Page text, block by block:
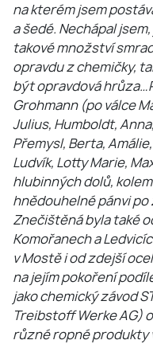
na kterém jsem
a šedé. Nechápal
takové množství
opravdu z chemičky,
být opravdová
Grohmann (po válce
Julius, Humboldt,
Přemysl, Berta,
Ludvík, Lotty Marie,
hlubinných dolů,
hnědouhelné pánvi po
Znečištěná byla také
Komořanech a
v Mostě i od zdejší
na jejím pokoření
jako chemický závod
Treibstoff Werke AG)
různé ropné